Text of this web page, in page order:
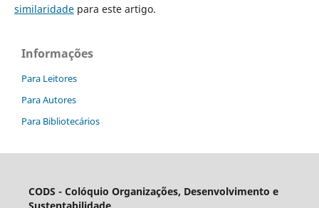
similaridadepara este artigo.
Informações
Para Leitores
Para Autores
Para Bibliotecários
CODS - Colóquio Organizações, Desenvolvimento e